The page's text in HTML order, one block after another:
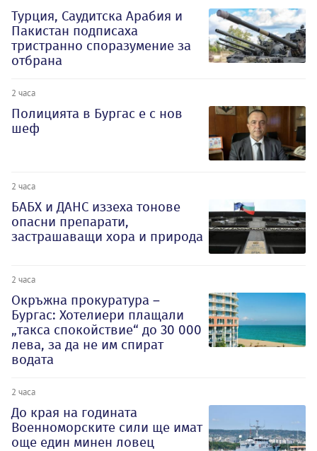
Турция, Саудитска Арабия и
Пакистан подписаха
тристранно споразумение за
отбрана
2 часа
Полицията в Бургас е с нов
шеф
2 часа
БАБХ и ДАНС иззеха тонове
опасни препарати,
застрашаващи хора и природа
2 часа
Окръжна прокуратура –
Бургас: Хотелиери плащали
„такса спокойствие“ до 30 000
лева, за да не им спират
водата
2 часа
До края на годината
Военноморските сили ще имат
още един минен ловец